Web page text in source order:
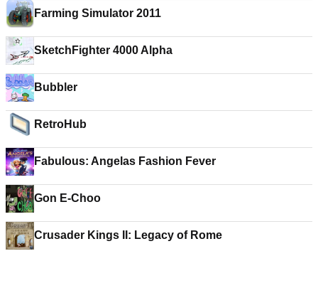
Farming Simulator 2011
SketchFighter 4000 Alpha
Bubbler
RetroHub
Fabulous: Angelas Fashion Fever
Gon E-Choo
Crusader Kings II: Legacy of Rome